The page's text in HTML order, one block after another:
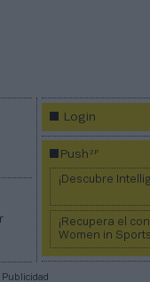
Login
Push2P
¡Descubre
¡Recupera el
Women in
Publicidad